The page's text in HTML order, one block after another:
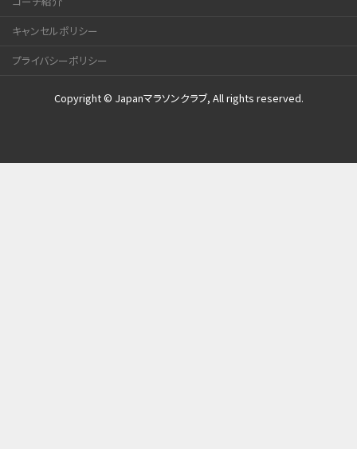
キャンセルポリシー
プライバシーポリシー
Copyright © Japanマラソンクラブ, All rights reserved.